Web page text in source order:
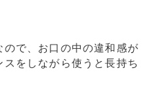
で、お口の中の違和感が
をしながら使うと長持ち